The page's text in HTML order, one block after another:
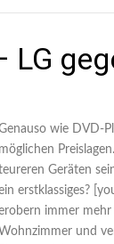
LG
wie DVD-
möglichen
Geräten
erstklassiges?
immer mehr
Wohnzimmer und